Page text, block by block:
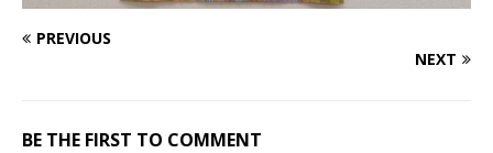
PREVIOUS
NEXT
BE THE FIRST TO COMMENT